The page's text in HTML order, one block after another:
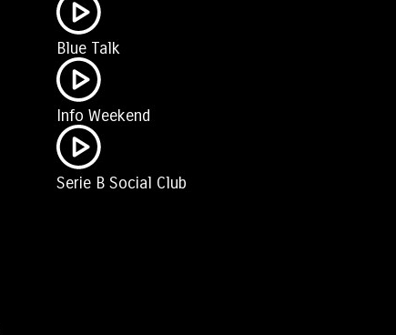
Blue Talk
Info Weekend
Serie B Social Club